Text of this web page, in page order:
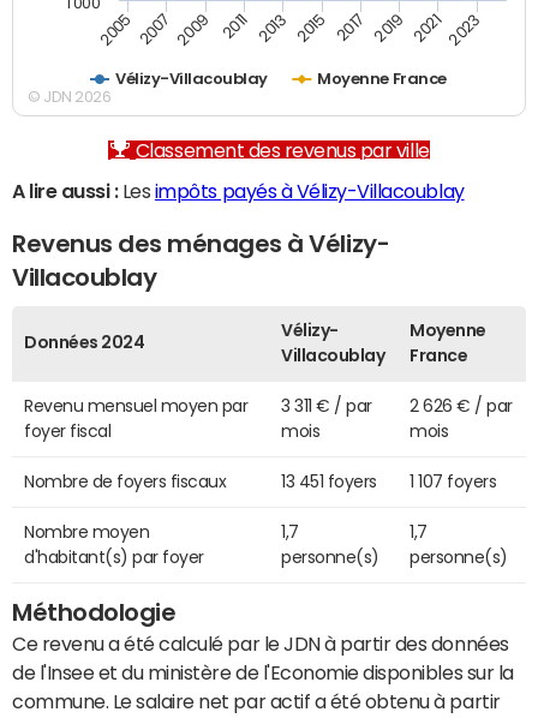
Vélizy-Villacoublay Moyenne France
2005 2007 2009 2011 2013 2015 2017 2019 2021 2023
© JDN 2026
Classement des revenus par ville
A lire aussi :Les impôts payés à Vélizy-Villacoublay
Revenus des ménages à Vélizy-
Villacoublay
Données 2024
Vélizy-
Villacoublay
Moyenne
France
Revenu mensuel moyen par
foyer fiscal
3 311 € / par
mois
2 626 € / par
mois
Nombre de foyers fiscaux 13 451 foyers 1 107 foyers
Nombre moyen
d'habitant(s) par foyer
1,7
personne(s)
1,7
personne(s)
Méthodologie
Ce revenu a été calculé par le JDN à partir des données
de l'Insee et du ministère de l'Economie disponibles sur la
commune. Le salaire net par actif a été obtenu à partir